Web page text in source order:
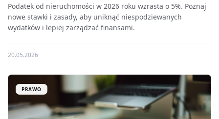
Podatek od nieruchomości w 2026 roku wzrasta o 5%. Poznaj
nowe stawki i zasady, aby uniknąć niespodziewanych
wydatków i lepiej zarządzać finansami.
20.05.2026
PRAWO